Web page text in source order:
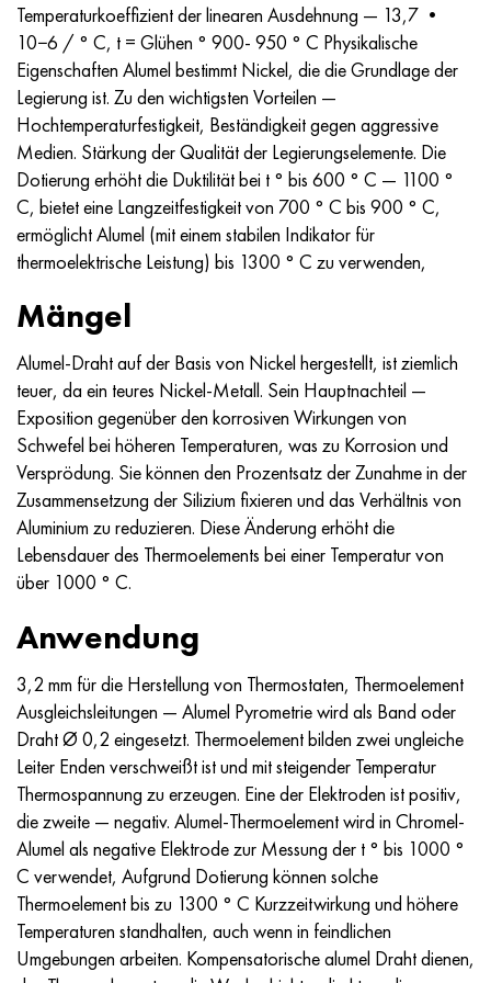
Temperaturkoeffizient der linearen Ausdehnung — 13,7 •
10−6 / ° C, t = Glühen ° 900- 950 ° C Physikalische
Eigenschaften Alumel bestimmt Nickel, die die Grundlage der
Legierung ist. Zu den wichtigsten Vorteilen —
Hochtemperaturfestigkeit, Beständigkeit gegen aggressive
Medien. Stärkung der Qualität der Legierungselemente. Die
Dotierung erhöht die Duktilität bei t ° bis 600 ° C — 1100 °
C, bietet eine Langzeitfestigkeit von 700 ° C bis 900 ° C,
ermöglicht Alumel (mit einem stabilen Indikator für
thermoelektrische Leistung) bis 1300 ° C zu verwenden,
Mängel
Alumel-Draht auf der Basis von Nickel hergestellt, ist ziemlich
teuer, da ein teures Nickel-Metall. Sein Hauptnachteil —
Exposition gegenüber den korrosiven Wirkungen von
Schwefel bei höheren Temperaturen, was zu Korrosion und
Versprödung. Sie können den Prozentsatz der Zunahme in der
Zusammensetzung der Silizium fixieren und das Verhältnis von
Aluminium zu reduzieren. Diese Änderung erhöht die
Lebensdauer des Thermoelements bei einer Temperatur von
über 1000 ° C.
Anwendung
3,2 mm für die Herstellung von Thermostaten, Thermoelement
Ausgleichsleitungen — Alumel Pyrometrie wird als Band oder
Draht Ø 0,2 eingesetzt. Thermoelement bilden zwei ungleiche
Leiter Enden verschweißt ist und mit steigender Temperatur
Thermospannung zu erzeugen. Eine der Elektroden ist positiv,
die zweite — negativ. Alumel-Thermoelement wird in Chromel-
Alumel als negative Elektrode zur Messung der t ° bis 1000 °
C verwendet, Aufgrund Dotierung können solche
Thermoelement bis zu 1300 ° C Kurzzeitwirkung und höhere
Temperaturen standhalten, auch wenn in feindlichen
Umgebungen arbeiten. Kompensatorische alumel Draht dienen,
Incotherm
Incotest
Jethete M152
Kobalt 6B
Martensitaushärtung 250
Martensitaushärtung 300
Martensitaushärtung 350
MP35N
MP159
Multimet n155
Nitronic 40
Nitronic 50
Nitronic 60
Nitronic 75
Nimonik 80a
47ND
47NHR
49KF
49K2F/49K2FA-VI
50H
52H
52K12F
56DGNH
68NHVKTYU
80NMV-VI
80NHS
81NMA
Arten von Präzisionslegierungen
Thermometalle
HN62VMYUT
HN62MVKYU
HN63MB
HN65VM
HN65VMTYU
HN68VKTYU
HN68VMTYUK-VD
HN70VMTYU
HN73MBTYU
HN70YU
HN77TYU
HN77TYUR
HN78T
HN80TBYU
N65M
VT-35
PT-1M
PT-3V
PT-7M
2V
3М
TL3
5B
TL5
Titan 14
SP-17
Titan 40
1.4466 - aisi 310MoLn
Legierung Al6xn
15-7Ph® - 1.4532
PH 13-8 Mo - 1.4534
1.4542 - 17-4Ph®.
Custom 455® - 1.4543 - uns s45500
1.4545 - 15-5Ph®
1.4548 - 17-4Ph®.
1.4550 - aisi 347
1.4567 - aisi 304Cu
1.4570 - aisi303Cu
1.4597 - aisi 204Cu
Legierung 28 - 1.4563
Legierung 31 - 1.4562
Legierung 254smo® - 1.4547
Legierung 926 - 1.4529
10H17N13М3Т
10H18N18YU4D
11H11N2V2МF
12H18N9Т
13H11N2V2МF
15H12VNMF
15H12N2МVFAB
15H16К5N2МVFAB
15H16N2АМ
18H11МNFB
20H3MVF
21NKMT
37H12N8G8МFB
40H10S2М
40H9S2
2.0872, CuNi10Fe1Mn, Cw352h
Silicium-Aluminium-Bronze
CW301G, C64200
Siliciumbronze
C65500, CuAl11Fe3
C65620, CuSi3Fe2Zn3
C65100, CuSi1,5
Zinn-Blei-Bronze
c92200, CuSn6Zn4Pb2
Rotmessing
C84400, CuSn2ZnPb
C83600, CuSn5ZnPb
45G2, 45g2, aisi 1144
Baustahl legiert
10g2, 10g2, aisi 1513
12X2H4A,15NiCr13, 1.5752
АS14, 11SMnPb30
20HN3А, aisi 4320, 20hn3a
20HМ, 24CrMo5, 20hm
25HGM, 20CrMo5, 1.7264
30H, aisi 5130, 30h
30HGS, 30hgs
30HN2MA, 30CrNiMo8
30HN3A, 31nicr14
34HN3MA, 36NiCrMo16, 35NiCrMo16
35hgs, 35hgs
35hgsa, 35hgsa
R6M5, 1.3343, hs6-5-2, sw7m
R6M5K5, 1.3243, hs6-5-2-5
R6М5F3, 1.3344, hs6-5-3
R9М4К8,1.3207
R12F3, 1.3318, sw12
R18, 1.3355, hs18-0-1, sw18
Kohlenstoffstahl
U10,1.1645, C105W1
11G12, 110G13L, X120Mn12